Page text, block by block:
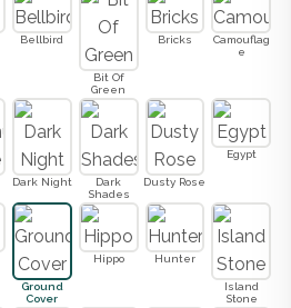
Bellbird
Bit Of
Green
Bricks
Camouflag
e
Dark Night
Dark
Shades
Dusty Rose
Egypt
Ground
Cover
Hippo Hunter
Island
Stone